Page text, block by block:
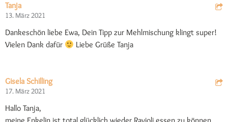
Tanja
13. März 2021
Dankeschön liebe Ewa, Dein Tipp zur Mehlmischung klingt super!
Vielen Dank dafür
Liebe Grüße Tanja
Gisela Schilling
17. März 2021
Hallo Tanja,